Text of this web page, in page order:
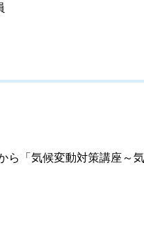
ら「気候変動対策講座～